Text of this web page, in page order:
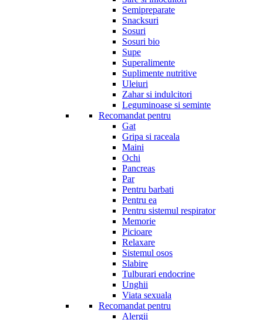
Semipreparate
Snacksuri
Sosuri
Sosuri bio
Supe
Superalimente
Suplimente nutritive
Uleiuri
Zahar si indulcitori
Leguminoase si seminte
Recomandat pentru
Gat
Gripa si raceala
Maini
Ochi
Pancreas
Par
Pentru barbati
Pentru ea
Pentru sistemul respirator
Memorie
Picioare
Relaxare
Sistemul osos
Slabire
Tulburari endocrine
Unghii
Viata sexuala
Recomandat pentru
Alergii